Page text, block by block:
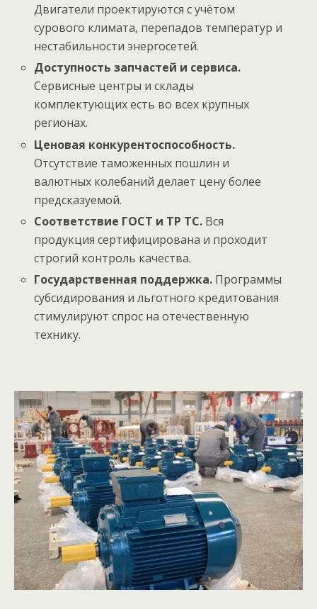
Двигатели проектируются с учётом
сурового климата, перепадов температур и
нестабильности энергосетей.
Доступность запчастей и сервиса.
Сервисные центры и склады
комплектующих есть во всех крупных
регионах.
Ценовая конкурентоспособность.
Отсутствие таможенных пошлин и
валютных колебаний делает цену более
предсказуемой.
Соответствие ГОСТ и ТР ТС. Вся
продукция сертифицирована и проходит
строгий контроль качества.
Государственная поддержка. Программы
субсидирования и льготного кредитования
стимулируют спрос на отечественную
технику.